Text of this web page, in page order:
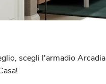
scegli l'armadio Arcadia